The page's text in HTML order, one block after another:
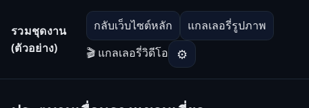
รวมชุดงาน
(ตัวอย่าง)
กลับเว็บไซต์หลัก
แกลเลอรี่รูปภาพ
🎬 แกลเลอรี่วิดีโอ
⚙